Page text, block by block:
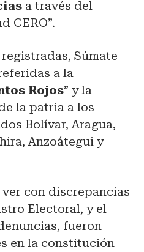
a través del
CERO”.
Súmate
a la
Rojos” y la
la patria a los
Bolívar, Aragua,
Anzoátegui y
con discrepancias
Electoral, y el
fueron
en la constitución